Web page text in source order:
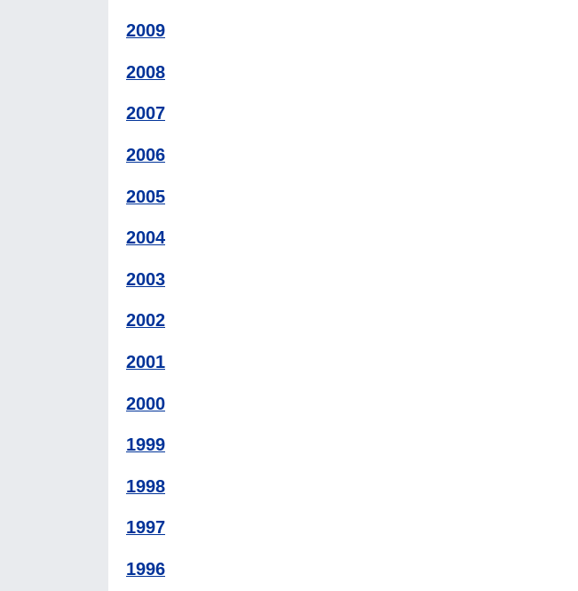
2009
2008
2007
2006
2005
2004
2003
2002
2001
2000
1999
1998
1997
1996